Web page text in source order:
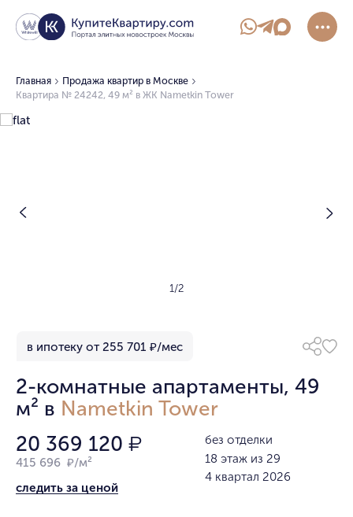
Главная
Продажа квартир в Москве
Квартира № 24242, 49 м² в ЖК Nametkin Tower
2-комнатные апартаменты, 49
м² в Nametkin Tower
в ипотеку от 255 701 ₽/мес
1/2
20 369 120 ₽
415 696 ₽/м²
следить за ценой
без отделки
18 этаж из 29
4 квартал 2026